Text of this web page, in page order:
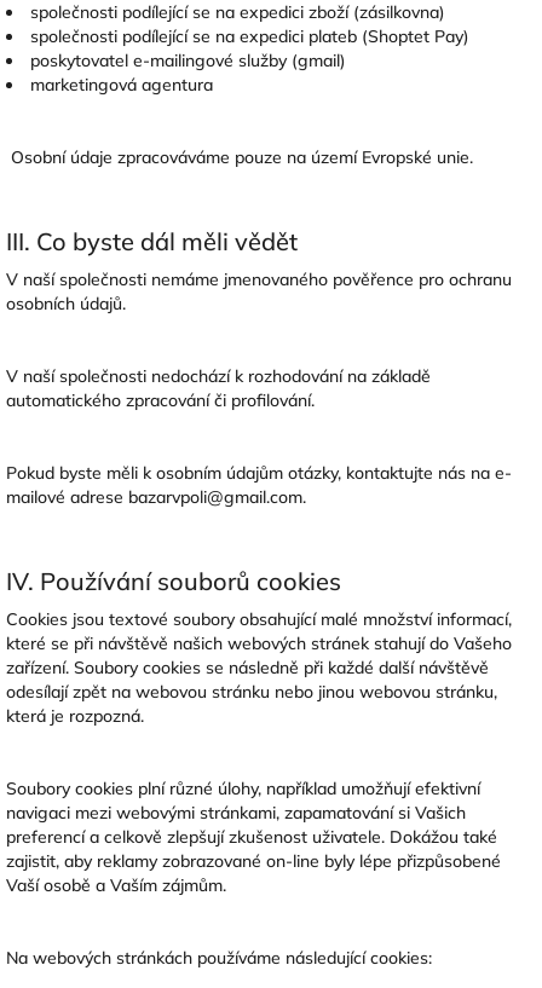
společnosti podílející se na expedici zboží (zásilkovna)
společnosti podílející se na expedici plateb (Shoptet Pay)
poskytovatel e-mailingové služby (gmail)
marketingová agentura
Osobní údaje zpracováváme pouze na území Evropské unie.
III. Co byste dál měli vědět
V naší společnosti nemáme jmenovaného pověřence pro ochranu
osobních údajů.
V naší společnosti nedochází k rozhodování na základě
automatického zpracování či profilování.
Pokud byste měli k osobním údajům otázky, kontaktujte nás na e-
mailové adrese bazarvpoli@gmail.com.
IV. Používání souborů cookies
Cookies jsou textové soubory obsahující malé množství informací,
které se při návštěvě našich webových stránek stahují do Vašeho
zařízení. Soubory cookies se následně při každé další návštěvě
odesílají zpět na webovou stránku nebo jinou webovou stránku,
která je rozpozná.
Soubory cookies plní různé úlohy, například umožňují efektivní
navigaci mezi webovými stránkami, zapamatování si Vašich
preferencí a celkově zlepšují zkušenost uživatele. Dokážou také
zajistit, aby reklamy zobrazované on-line byly lépe přizpůsobené
Vaší osobě a Vaším zájmům.
Na webových stránkách používáme následující cookies: